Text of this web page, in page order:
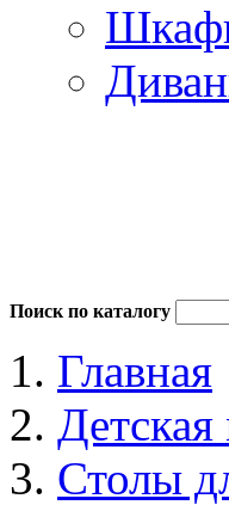
Поиск по каталогу
Главная
Детская
Столы